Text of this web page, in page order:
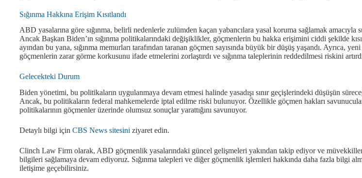
Sığınma Hakkına Erişim Kısıtlandı
ABD yasalarına göre sığınma, belirli nedenlerle zulümden kaçan yabancılara yasal koruma sağlamak amacıyla
Ancak Başkan Biden’ın sığınma politikalarındaki değişiklikler, göçmenlerin bu hakka erişimini ciddi şekilde
ayından bu yana, sığınma memurları tarafından taranan göçmen sayısında büyük bir düşüş yaşandı. Ayrıca,
göçmenlerin zarar görme korkusunu ifade etmelerini zorlaştırdı ve sığınma taleplerinin reddedilmesi riskini
Gelecekteki Durum
Biden yönetimi, bu politikaların uygulanmaya devam etmesi halinde yasadışı sınır geçişlerindeki düşüşün
Ancak, bu politikaların federal mahkemelerde iptal edilme riski bulunuyor. Özellikle göçmen hakları
politikalarının göçmenler üzerinde olumsuz sonuçlar yarattığını savunuyor.
Detaylı bilgi için CBS News sitesini ziyaret edin.
Clinch Law Firm olarak, ABD göçmenlik yasalarındaki güncel gelişmeleri yakından takip ediyor ve
bilgileri sağlamaya devam ediyoruz. Sığınma talepleri ve diğer göçmenlik işlemleri hakkında daha fazla bilgi
iletişime geçebilirsiniz.